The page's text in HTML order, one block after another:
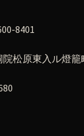
8401
松原東入ル燈籠